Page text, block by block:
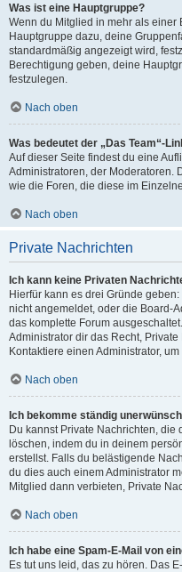
Was ist eine Hauptgruppe?
Wenn du Mitglied in mehr als einer
Hauptgruppe dazu, deine
standardmäßig angezeigt wird,
Berechtigung geben, deine
festzulegen.
Nach oben
Was bedeutet der „Das Team“-
Auf dieser Seite findest du eine
Administratoren, der Moderatoren.
wie die Foren, die diese im
Nach oben
Private Nachrichten
Ich kann keine Privaten
Hierfür kann es drei Gründe
nicht angemeldet, oder die Board-
das komplette Forum
Administrator dir das Recht,
Kontaktiere einen Administrator,
Nach oben
Ich bekomme ständig
Du kannst Private Nachrichten,
löschen, indem du in deinem
erstellst. Falls du belästigende
du dies auch einem Administrator
Mitglied dann verbieten, Private
Nach oben
Ich habe eine Spam-E-Mail von
Es tut uns leid, das zu hören. Das